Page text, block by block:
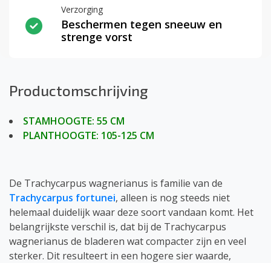
Verzorging
Beschermen tegen sneeuw en
strenge vorst
Productomschrijving
STAMHOOGTE: 55 CM
PLANTHOOGTE: 105-125 CM
De Trachycarpus wagnerianus is familie van de
Trachycarpus fortunei, alleen is nog steeds niet
helemaal duidelijk waar deze soort vandaan komt. Het
belangrijkste verschil is, dat bij de Trachycarpus
wagnerianus de bladeren wat compacter zijn en veel
sterker. Dit resulteert in een hogere sier waarde,